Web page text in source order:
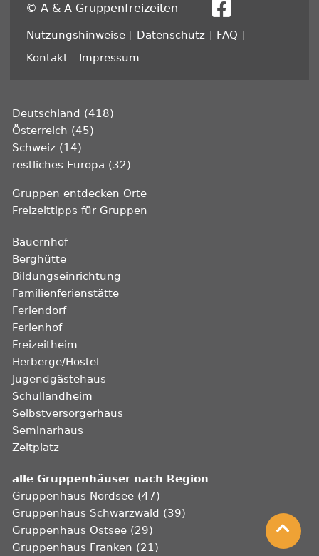
© A & A Gruppenfreizeiten
Fußzeile
Nutzungshinweise Datenschutz
FAQ
Kontakt
Impressum
Deutschland (418)
Österreich (45)
Schweiz (14)
restliches Europa (32)
Gruppen entdecken Orte
Freizeittipps für Gruppen
Bauernhof
Berghütte
Bildungseinrichtung
Familienferienstätte
Feriendorf
Ferienhof
Freizeitheim
Herberge/Hostel
Jugendgästehaus
Schullandheim
Selbstversorgerhaus
Seminarhaus
Zeltplatz
alle Gruppenhäuser nach Region
Gruppenhaus Nordsee (47)
Gruppenhaus Schwarzwald (39)
Gruppenhaus Ostsee (29)
Gruppenhaus Franken (21)